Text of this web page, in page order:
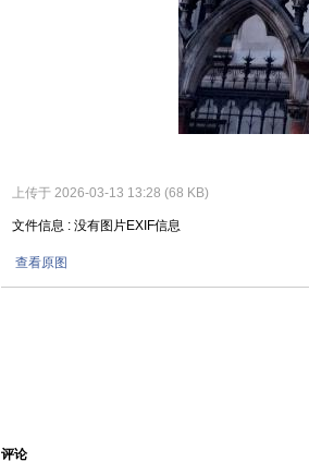
上传于 2026-03-13 13:28 (68 KB)
文件信息 : 没有图片EXIF信息
查看原图
评论